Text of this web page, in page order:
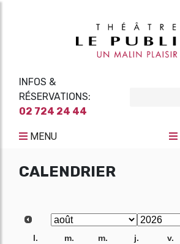
INFOS &
RÉSERVATIONS:
02 724 24 44
MENU
CALENDRIER
l. m. m. j. v.